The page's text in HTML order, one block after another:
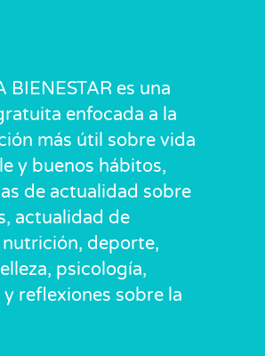
BIENESTAR es una
enfocada a la
más útil sobre vida
y buenos hábitos,
de actualidad sobre
actualidad de
nutrición, deporte,
psicología,
reflexiones sobre la